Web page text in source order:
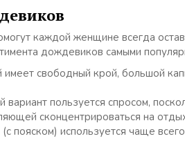
каждой женщине всегда
дождевиков самыми
свободный крой, большой
пользуется спросом,
сконцентрироваться на
(с пояском) используется чаще